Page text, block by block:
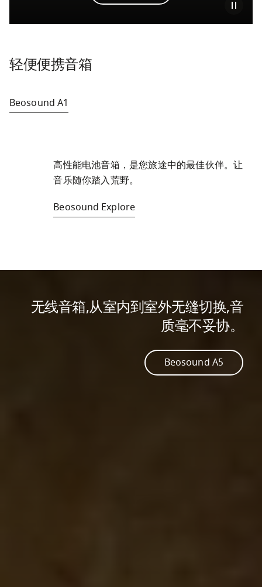
轻便便携音箱
Beosound A1
高性能电池音箱，是您旅途中的最佳伙伴。让
音乐随你踏入荒野。
Beosound Explore
无线音箱,从室内到室外无缝切换,音
质毫不妥协。
Beosound A5